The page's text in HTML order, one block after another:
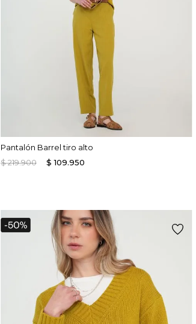
Pantalón Barrel tiro alto
$219.900 $ 109.950